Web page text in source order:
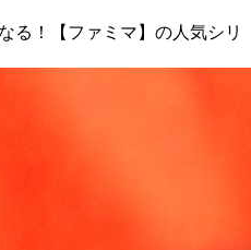
る！【ファミマ】の人気シリ